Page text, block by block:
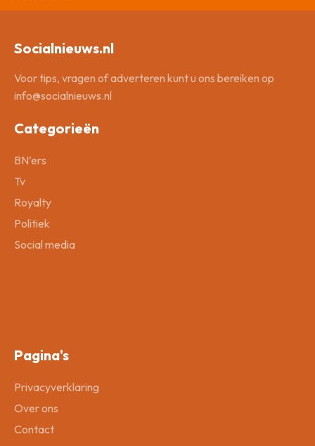
Socialnieuws.nl
Voor tips, vragen of adverteren kunt u ons bereiken op
info@socialnieuws.nl
Categorieën
BN’ers
Tv
Royalty
Politiek
Social media
Pagina's
Privacyverklaring
Over ons
Contact